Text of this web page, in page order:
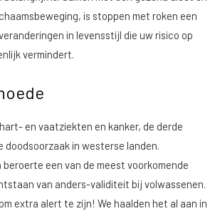
is stoppen met roken een
in levensstijl die uw risico op
vermindert.
en vaatziekten en kanker, de derde
doodsoorzaak in westerse landen.
beroerte een van de meest voorkomende
van anders-validiteit bij volwassenen.
extra alert te zijn! We haalden het al aan in